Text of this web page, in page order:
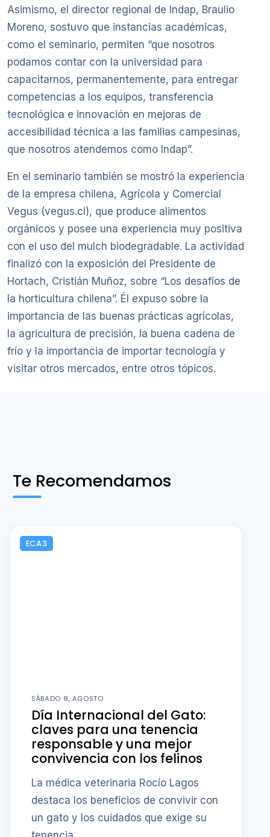
Asimismo, el director regional de Indap, Braulio
Moreno, sostuvo que instancias académicas,
como el seminario, permiten “que nosotros
podamos contar con la universidad para
capacitarnos, permanentemente, para entregar
competencias a los equipos, transferencia
tecnológica e innovación en mejoras de
accesibilidad técnica a las familias campesinas,
que nosotros atendemos como Indap”.
En el seminario también se mostró la experiencia
de la empresa chilena, Agrícola y Comercial
Vegus (vegus.cl), que produce alimentos
orgánicos y posee una experiencia muy positiva
con el uso del mulch biodegradable. La actividad
finalizó con la exposición del Presidente de
Hortach, Cristián Muñoz, sobre “Los desafíos de
la horticultura chilena”. Él expuso sobre la
importancia de las buenas prácticas agrícolas,
la agricultura de precisión, la buena cadena de
frío y la importancia de importar tecnología y
visitar otros mercados, entre otros tópicos.
Te Recomendamos
ECA3
SÁBADO 8, AGOSTO
Día Internacional del Gato:
claves para una tenencia
responsable y una mejor
convivencia con los felinos
La médica veterinaria Rocío Lagos
destaca los beneficios de convivir con
un gato y los cuidados que exige su